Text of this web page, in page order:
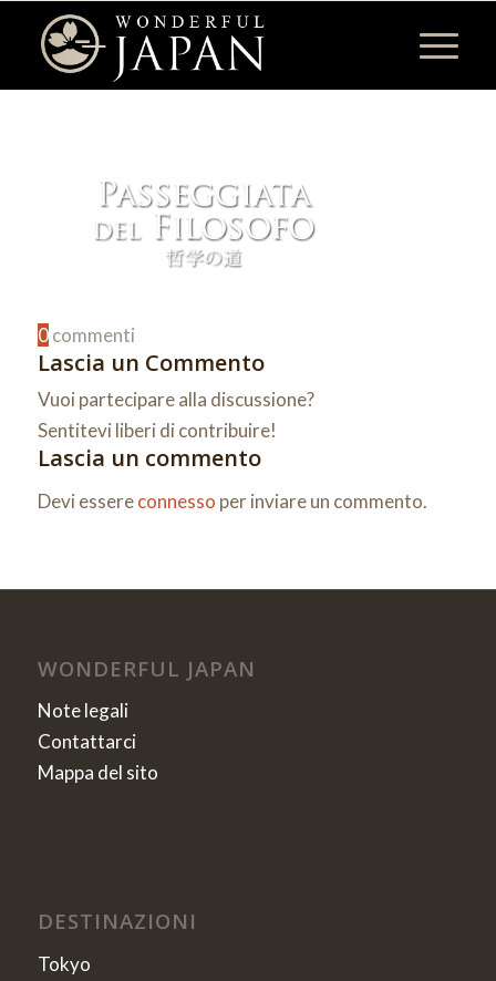
0 commenti
Lascia un Commento
Vuoi partecipare alla discussione?
Sentitevi liberi di contribuire!
Lascia un commento
Devi essereconnesso per inviare un commento.
WONDERFUL JAPAN
Note legali
Contattarci
Mappa del sito
DESTINAZIONI
Tokyo